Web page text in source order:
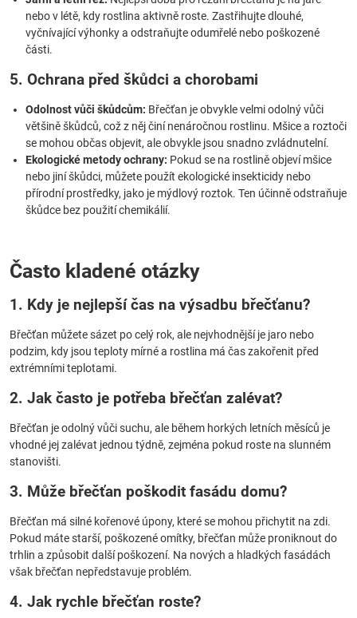
nebo v létě, kdy rostlina aktivně roste. Zastřihujte dlouhé,
vyčnívající výhonky a odstraňujte odumřelé nebo poškozené
části.
5. Ochrana před škůdci a chorobami
Odolnost vůči škůdcům: Břečťan je obvykle velmi odolný vůči
většině škůdců, což z něj činí nenáročnou rostlinu. Mšice a roztoči
se mohou občas objevit, ale obvykle jsou snadno zvládnutelní.
Ekologické metody ochrany: Pokud se na rostlině objeví mšice
nebo jiní škůdci, můžete použít ekologické insekticidy nebo
přírodní prostředky, jako je mýdlový roztok. Ten účinně odstraňuje
škůdce bez použití chemikálií.
Často kladené otázky
1. Kdy je nejlepší čas na výsadbu břečťanu?
Břečťan můžete sázet po celý rok, ale nejvhodnější je jaro nebo
podzim, kdy jsou teploty mírné a rostlina má čas zakořenit před
extrémními teplotami.
2. Jak často je potřeba břečťan zalévat?
Břečťan je odolný vůči suchu, ale během horkých letních měsíců je
vhodné jej zalévat jednou týdně, zejména pokud roste na slunném
stanovišti.
3. Může břečťan poškodit fasádu domu?
Břečťan má silné kořenové úpony, které se mohou přichytit na zdi.
Pokud máte starší, poškozené omítky, břečťan může proniknout do
trhlin a způsobit další poškození. Na nových a hladkých fasádách
však břečťan nepředstavuje problém.
4. Jak rychle břečťan roste?